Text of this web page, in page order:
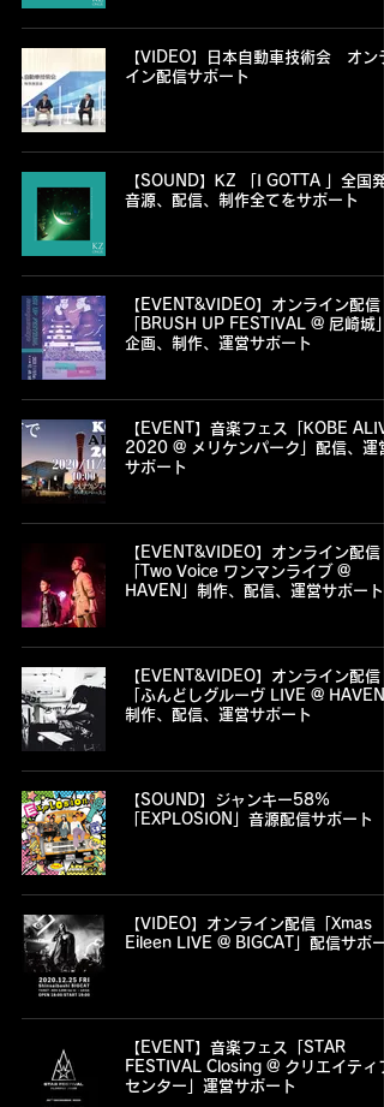
【VIDEO】日本自動車技術会 オン
イン配信サポート
【SOUND】KZ 「I GOTTA 」全国発
音源、配信、制作全てをサポート
【EVENT&VIDEO】オンライン配信
「BRUSH UP FESTIVAL @ 尼崎城」
企画、制作、運営サポート
【EVENT】音楽フェス「KOBE
2020 @ メリケンパーク」配信、運
サポート
【EVENT&VIDEO】オンライン配信
「Two Voice ワンマンライブ @
HAVEN」制作、配信、運営サポート
【EVENT&VIDEO】オンライン配信
「ふんどしグルーヴ LIVE @ HAVEN
制作、配信、運営サポート
【SOUND】ジャンキー58%
「EXPLOSION」音源配信サポート
【VIDEO】オンライン配信「Xmas
Eileen LIVE @ BIGCAT」配信サポー
【EVENT】音楽フェス「STAR
FESTIVAL Closing @ クリエイティ
センター」運営サポート